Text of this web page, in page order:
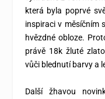
která byla poprvé
inspiraciv měsíčním
hvězdné obloze.
právě 18k žluté
vůči blednutí barvy a
Další žhavou